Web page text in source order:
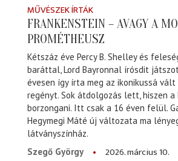
MŰVÉSZEK ÍRTÁK
FRANKENSTEIN – AVAGY A
PROMÉTHEUSZ
Kétszáz éve Percy B. Shelley és
baráttal, Lord Bayronnal írósdit
évesen így írta meg az ikonikussá vált
regényt. Sok átdolgozás lett, hiszen a
borzongani. Itt csak a 16 éven felül.
Hegymegi Máté új változata ma
látványszínház.
Szegő György
2026. március 10.